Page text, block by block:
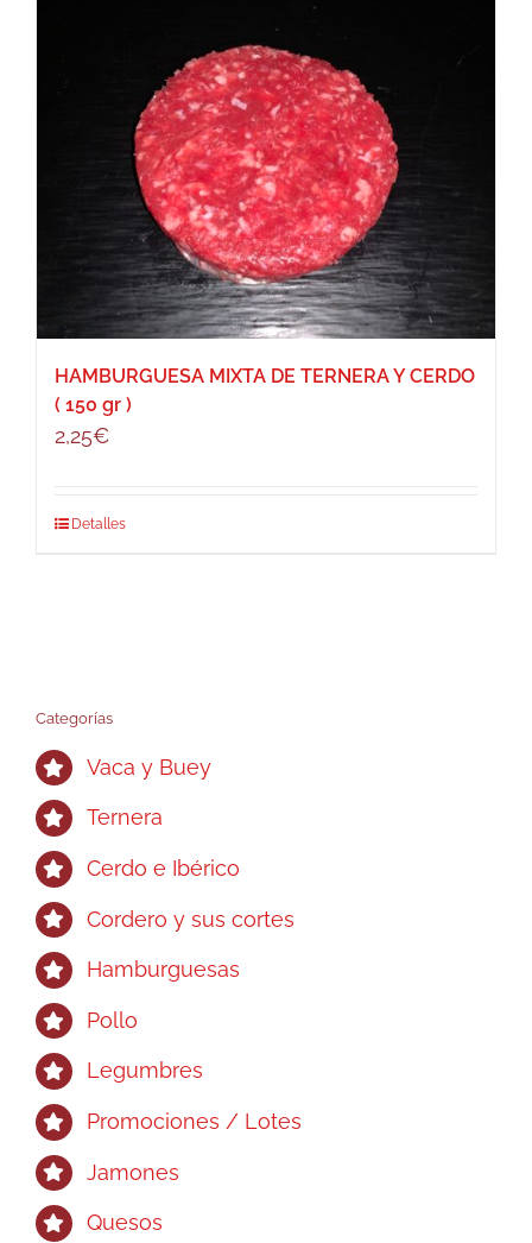
HAMBURGUESA MIXTA DE TERNERA Y CERDO
( 150 gr )
2,25€
Detalles
Categorías
Vaca y Buey
Ternera
Cerdo e Ibérico
Cordero y sus cortes
Hamburguesas
Pollo
Legumbres
Promociones / Lotes
Jamones
Quesos